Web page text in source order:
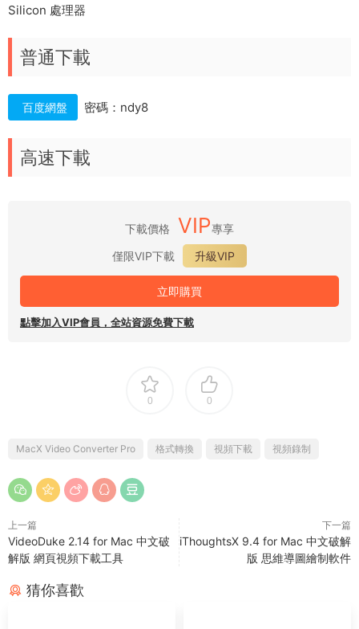
Silicon 處理器
普通下載
百度網盤 密碼：ndy8
高速下載
下載價格 VIP專享
僅限VIP下載
升級VIP
立即購買
點擊加入VIP會員，全站資源免費下載
0 0
MacX Video Converter Pro 格式轉換 視頻下載 視頻錄制
上一篇
VideoDuke 2.14 for Mac 中文破
解版 網頁視頻下載工具
下一篇
iThoughtsX 9.4 for Mac 中文破解
版 思維導圖繪制軟件
猜你喜歡